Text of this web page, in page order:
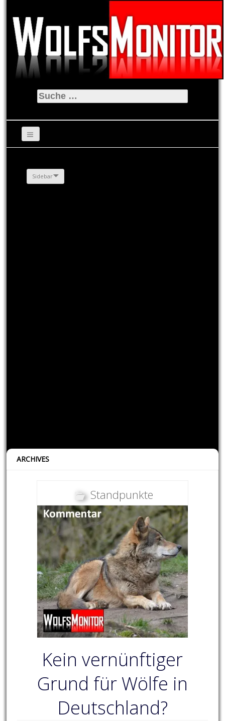
Suche
nach:
Sidebar
ARCHIVES
Standpunkte
Kein vernünftiger
Grund für Wölfe in
Deutschland?